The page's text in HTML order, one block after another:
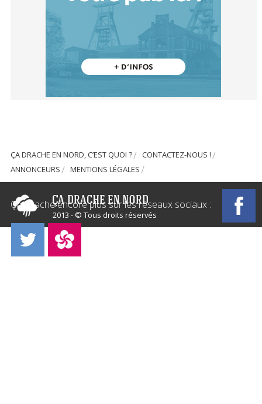
ÇA DRACHE EN NORD, C’EST QUOI ?
CONTACTEZ-NOUS !
ANNONCEURS
MENTIONS LÉGALES
2013 - © Tous droits réservés
Ça Drache encore plus sur les réseaux sociaux :